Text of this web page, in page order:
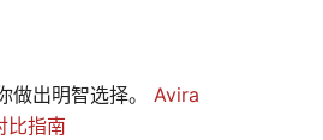
做出明智选择。 Avira
比指南